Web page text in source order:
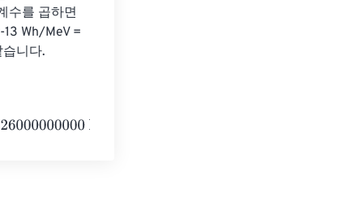
수를 곱하면
Wh/MeV =
니다.
Megaelectronvolts